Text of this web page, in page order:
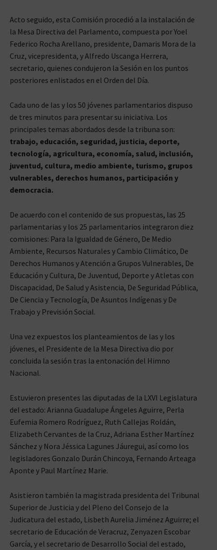
Acto seguido, esta Comisión procedió a la instalación de
la Mesa Directiva del Parlamento, compuesta por Yoel
Federico Rocha Arellano, presidente, Damaris Mora de la
Cruz, vicepresidenta, y Alfredo Uscanga Herrera,
secretario, quienes condujeron la Sesión en los puntos
posteriores enlistados en el Orden del Día.
Cada uno de las y los 50 jóvenes parlamentarios dispuso
de tres minutos para presentar su iniciativa. Los
principales temas abordados desde la tribuna son:
trabajo, educación, seguridad, justicia, deporte,
tecnología, agricultura, economía, salud, inclusión,
juventud, cultura, medio ambiente, turismo, grupos
vulnerables, derechos humanos, participación y
democracia.
De acuerdo con el contenido de sus propuestas, las 25
parlamentarias y los 25 parlamentarios integraron diez
comisiones: Para la Igualdad de Género, De Medio
Ambiente, Recursos Naturales y Cambio Climático, De
Derechos Humanos y Atención a Grupos Vulnerables, De
Educación y Cultura, De Juventud, Deporte y Atletas con
Discapacidad, De Salud y Asistencia, De Seguridad Pública,
De Ciencia y Tecnología, De Asuntos Indígenas y De
Trabajo y Previsión Social.
Una vez expuestos los planteamientos de las y los
jóvenes, el Presidente de la Mesa Directiva dio por
concluida la sesión tras la entonación del Himno
Nacional.
Estuvieron presentes las diputadas de la LXVI Legislatura
del estado: Arianna Guadalupe Ángeles Aguirre, Perla
Eufemia Romero Rodríguez, Ruth Callejas Roldán,
Elizabeth Cervantes de la Cruz, Adriana Esther Martínez
Sánchez y Nora Jéssica Lagunes Jáuregui, así como los
legisladores Gonzalo Durán Chincoya, Fernando Arteaga
Aponte y Paul Martínez Marie.
Asistieron también la magistrada presidenta del Tribunal
Superior de Justicia y del Pleno del Consejo de la
Judicatura del estado, Lisbeth Aurelia Jiménez Aguirre; el
secretario de Educación de Veracruz, Zenyazen Escobar
García, y el secretario de Desarrollo Social del estado,